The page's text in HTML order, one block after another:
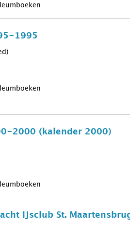
1995
2000 (kalender 2000)
IJsclub St.